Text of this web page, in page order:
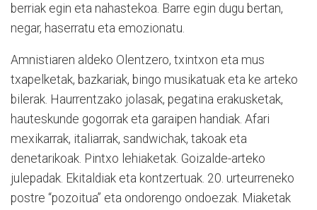
berriak egin eta nahastekoa. Barre egin dugu bertan,
negar, haserratu eta emozionatu.
Amnistiaren aldeko Olentzero, txintxon eta mus
txapelketak, bazkariak, bingo musikatuak eta ke arteko
bilerak. Haurrentzako jolasak, pegatina erakusketak,
hauteskunde gogorrak eta garaipen handiak. Afari
mexikarrak, italiarrak, sandwichak, takoak eta
denetarikoak. Pintxo lehiaketak. Goizalde-arteko
julepadak. Ekitaldiak eta kontzertuak. 20. urteurreneko
postre “pozoitua” eta ondorengo ondoezak. Miaketak